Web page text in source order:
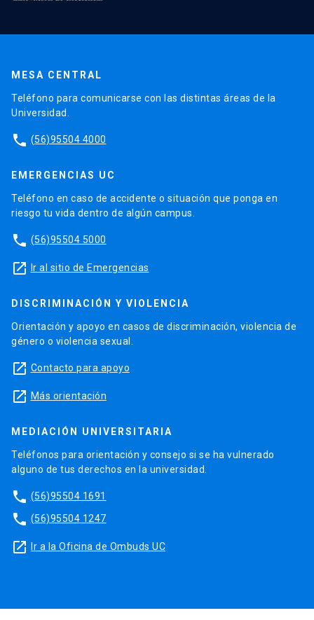
MESA CENTRAL
Teléfono para comunicarse con las distintas áreas de la
Universidad.
phone (56)95504 4000
EMERGENCIAS UC
Teléfono en caso de accidente o situación que ponga en
riesgo tu vida dentro de algún campus.
phone (56)95504 5000
launch Ir al sitio de Emergencias
DISCRIMINACIÓN Y VIOLENCIA
Orientación y apoyo en casos de discriminación, violencia de
género o violencia sexual.
launch Contacto para apoyo
launch Más orientación
MEDIACIÓN UNIVERSITARIA
Teléfonos para orientación y consejo si se ha vulnerado
alguno de tus derechos en la universidad.
phone (56)95504 1691
phone (56)95504 1247
launch Ir a la Oficina de Ombuds UC